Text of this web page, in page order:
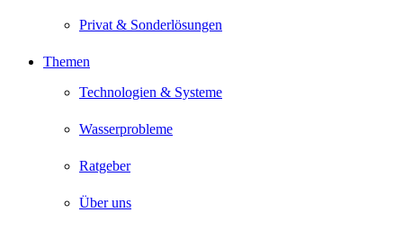
Privat & Sonderlösungen
Themen
Technologien & Systeme
Wasserprobleme
Ratgeber
Über uns